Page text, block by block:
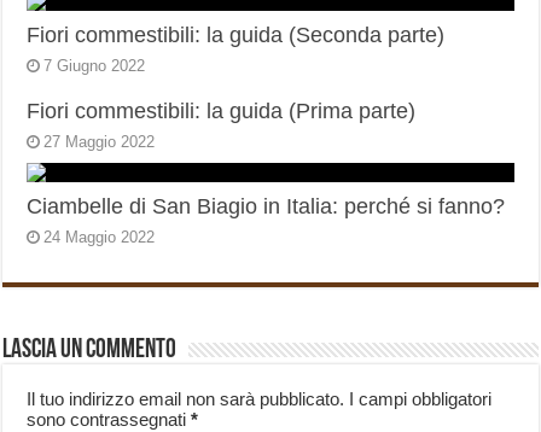
Fiori commestibili: la guida (Seconda parte)
7 Giugno 2022
Fiori commestibili: la guida (Prima parte)
27 Maggio 2022
Ciambelle di San Biagio in Italia: perché si fanno?
24 Maggio 2022
Lascia un commento
Il tuo indirizzo email non sarà pubblicato. I campi obbligatori
sono contrassegnati*